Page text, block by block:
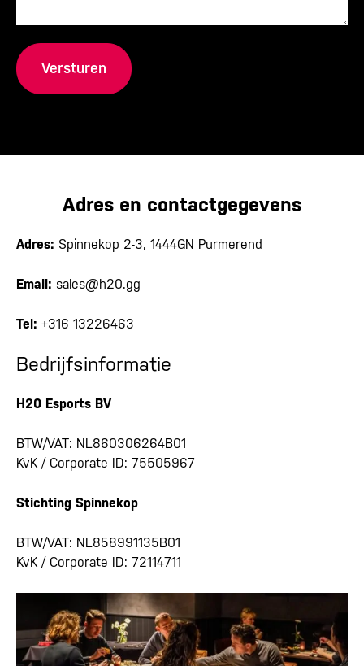
Adres en contactgegevens
Adres: Spinnekop 2-3, 1444GN Purmerend
Email: sales@h20.gg
Tel: +316 13226463
Bedrijfsinformatie
H20 Esports BV
BTW/VAT: NL860306264B01
KvK / Corporate ID: 75505967
Stichting Spinnekop
BTW/VAT: NL858991135B01
KvK / Corporate ID: 72114711